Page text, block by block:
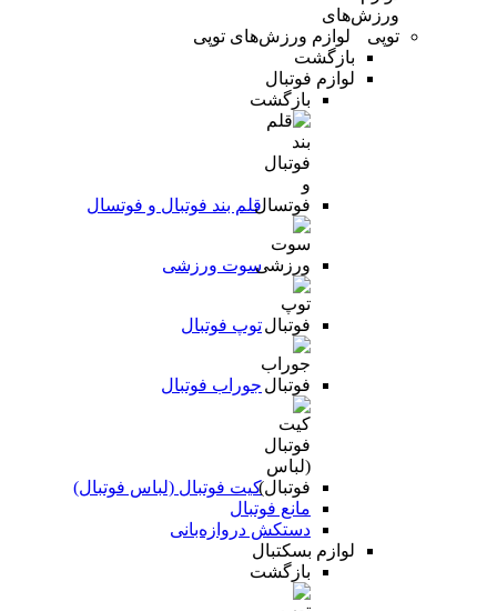
لوازم ورزش‌های توپی
بازگشت
لوازم فوتبال
بازگشت
قلم بند فوتبال و فوتسال
سوت ورزشی
توپ فوتبال
جوراب فوتبال
کیت فوتبال (لباس فوتبال)
مانع فوتبال
دستکش دروازه‌بانی
لوازم بسکتبال
بازگشت